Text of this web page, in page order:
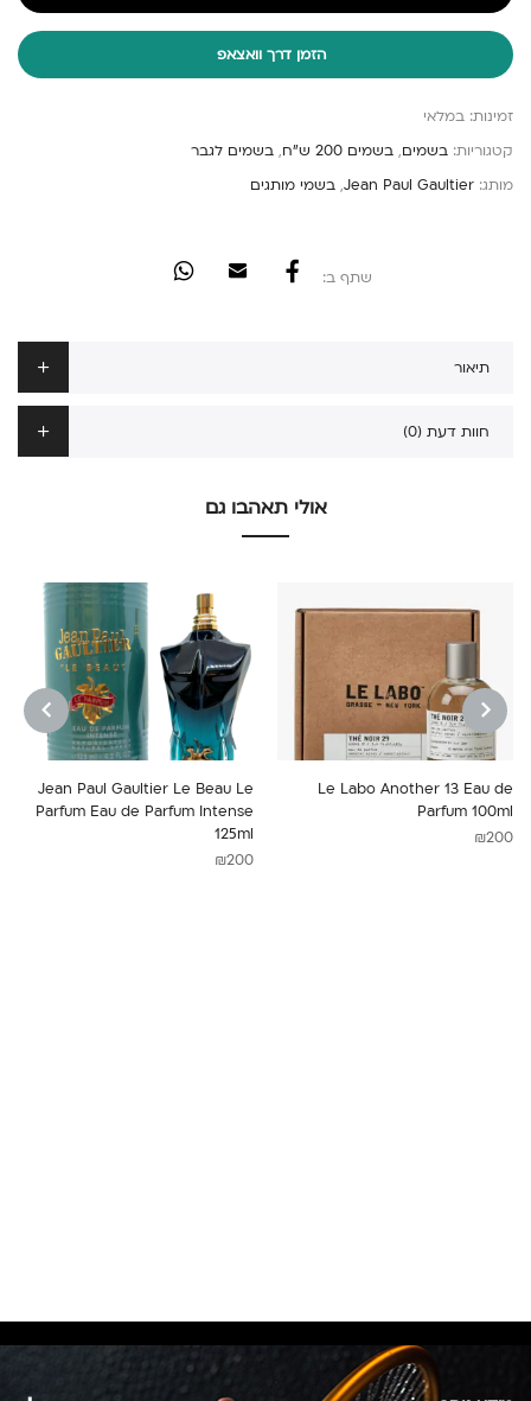
הזמן דרך וואצאפ
זמינות: במלאי
קטגוריות: בשמים, בשמים 200 ש"ח , בשמים לגבר
מותג: Jean Paul Gaultier
, בשמי מותגים
שתף ב:
תיאור
חוות דעת (0)
אולי תאהבו גם
PREVIOUS
Le Labo Another 13 Eau de
Parfum 100ml
₪200
Jean Paul Gaultier Le Beau Le
Parfum Eau de Parfum Intense
125ml
₪200
NEXT